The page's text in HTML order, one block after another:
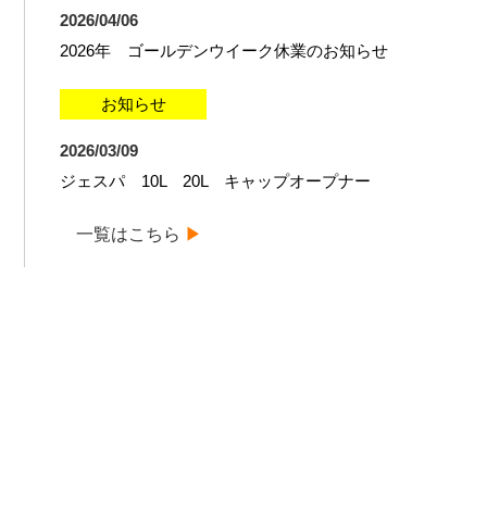
2026/04/06
2026年 ゴールデンウイーク休業のお知らせ
お知らせ
2026/03/09
ジェスパ 10L 20L キャップオープナー
一覧はこちら